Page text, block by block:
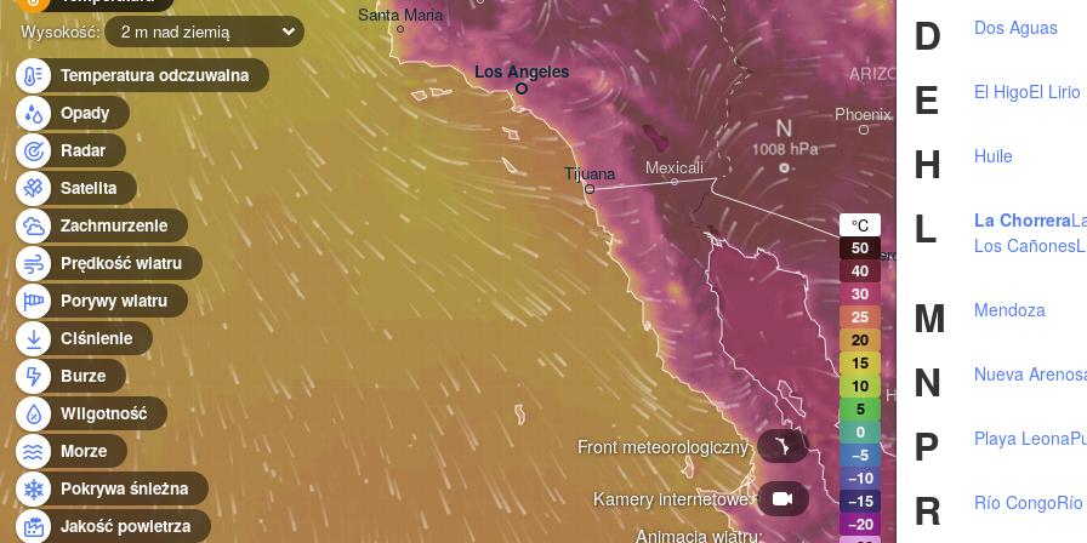
D Dos Aguas
E El HigoEl Lirio
H Huile
L La Chorrera
Los Cañones
M Mendoza
N Nueva
P Playa Leona
R Río Congo
Wysokość:
2 m nad ziemią
Temperatura odczuwalna
Opady
Radar
Satelita
Zachmurzenie
Prędkość wiatru
Porywy wiatru
Ciśnienie
Burze
Wilgotność
Morze
Pokrywa śnieżna
Jakość powietrza
Animacja wiatru:
Kamery internetowe
Front meteorologiczny
Los Angeles
Tijuana Mexicali
Santa Maria
Phoenix
ARIZONA
Hermosillo
Heroica Nogales
Ciudad Obregón
N
°C
50
40
30
25
20
15
10
5
0
−5
−10
−15
−20